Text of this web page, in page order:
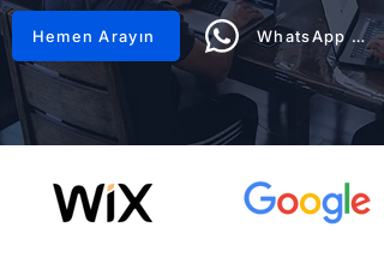
Hemen Arayın WhatsApp Hattı